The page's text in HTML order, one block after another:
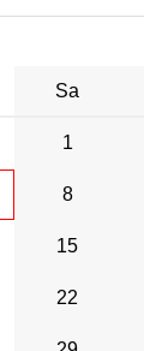
Sa
1
8
15
22